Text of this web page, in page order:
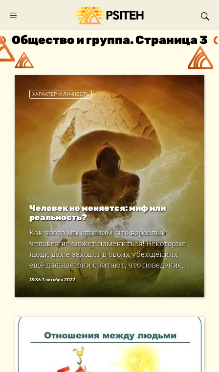
Общество и группа. Страница 3
ХАРАКТЕР И ЛИЧНОСТЬ
Человек не меняется: миф или
реальность?
Как часто мы слышим, что взрослый
человек не может измениться! Некоторые
люди даже заходят в своих убеждениях
ещё дальше: они считают, что поведение, ...
13:36 7 октября 2022